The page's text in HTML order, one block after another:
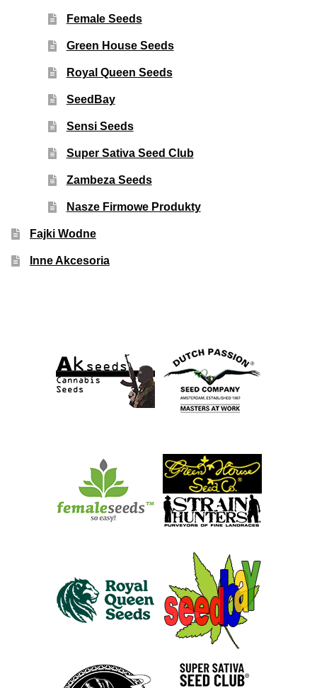
Female Seeds
Green House Seeds
Royal Queen Seeds
SeedBay
Sensi Seeds
Super Sativa Seed Club
Zambeza Seeds
Nasze Firmowe Produkty
Fajki Wodne
Inne Akcesoria